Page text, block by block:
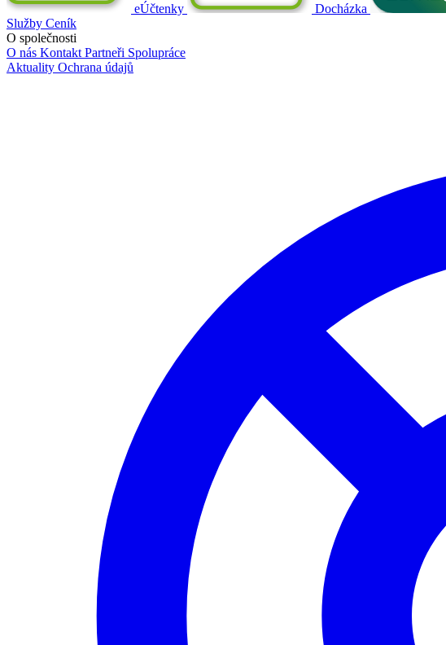
eÚčtenky Docházka
Služby Ceník
O společnosti
O nás Kontakt Partneři Spolupráce
Aktuality Ochrana údajů